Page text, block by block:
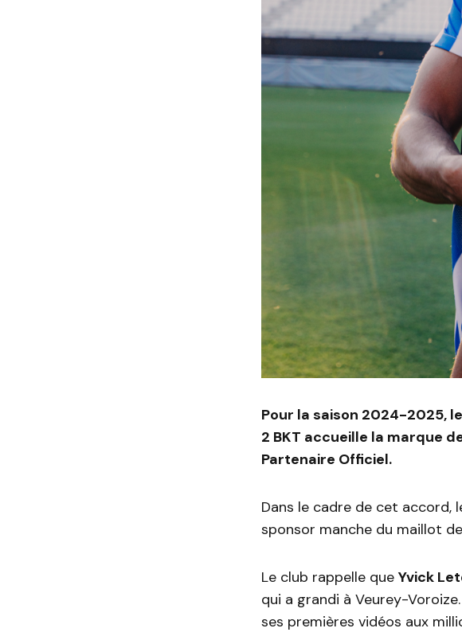
Pour la saison 2024-2025,
2 BKT accueille la marque
Partenaire Officiel.
Dans le cadre de cet accord,
sponsor manche du maillot
Le club rappelle que Yvick
qui a grandi à Veurey-
ses premières vidéos aux